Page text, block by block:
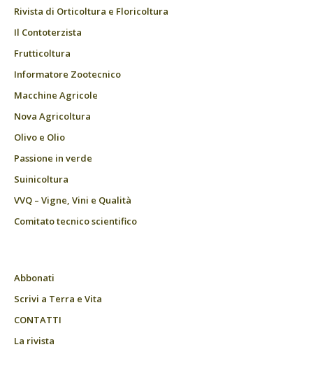
Rivista di Orticoltura e Floricoltura
Il Contoterzista
Frutticoltura
Informatore Zootecnico
Macchine Agricole
Nova Agricoltura
Olivo e Olio
Passione in verde
Suinicoltura
VVQ – Vigne, Vini e Qualità
Comitato tecnico scientifico
Abbonati
Scrivi a Terra e Vita
CONTATTI
La rivista